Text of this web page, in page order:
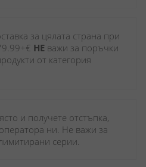
за цялата страна при
НЕ важи за поръчки
от категория
и получете отстъпка,
ни. Не важи за
серии.